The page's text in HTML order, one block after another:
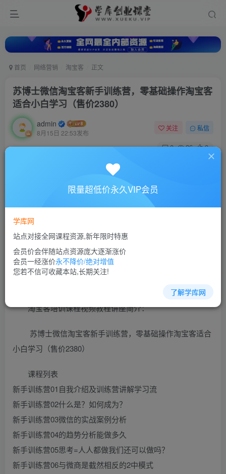
首页 网络营销 淘宝客 正文
苏博士微信淘宝客新手训练营，零基础操作淘宝客
适合小白学习（售价2380）
admin
8月15日 22:53发布
关注 私信
0 26 0
此内容为付费资源，请付费后查看
10
立即购买
您当前未登录！建议登陆后购买，可保存购买订单
淘宝客培训课程视频教程讲座简介：
苏博士微信淘宝客新手训练营，零基础操作淘宝客适合
小白学习（售价2380）
课程列表
新手训练营01自我介绍及训练营讲解学习流
新手训练营02什么是？如何成为？
新手训练营03微信的实战案例分析
新手训练营04的趋势分析能做多久
新手训练营05思考=人人都做我们还可以做吗？
新手训练营06与微商是截然相反的2中模式
限量超低价永久VIP会员
学库网
站点对接全网课程资源,新年限时特惠
会员价会伴随站点资源庞大逐渐涨价
会员一经涨价永不降价/绝对增值
您若不信可收藏本站,长期关注!
了解学库网